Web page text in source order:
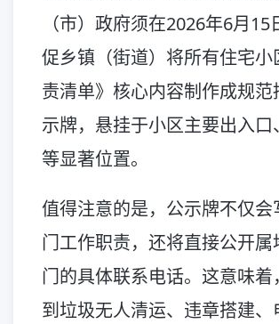
（市）政府须在2026年6月15
促乡镇（街道）将所有住宅小
责清单》核心内容制作成规范
示牌，悬挂于小区主要出入口
等显著位置。
值得注意的是，公示牌不仅会
门工作职责，还将直接公开属
门的具体联系电话。这意味着
到垃圾无人清运、违章搭建、